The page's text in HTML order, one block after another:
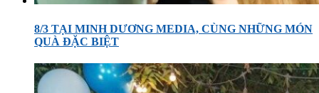
8/3 TẠI MINH DƯƠNG MEDIA, CÙNG NHỮNG MÓN
QUÀ ĐẶC BIỆT